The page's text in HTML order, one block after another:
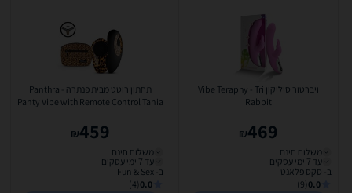
ויברטור סיליקון Vibe Teraphy - Tri
Rabbit
469
₪
משלוח חינם
עד 7 ימי עסקים
ב- סקס פלאנט
0.0
(9)
תחתון רוטט מבית פנתרה Panthra -
Panty Vibe with Remote Control Tania
459
₪
משלוח חינם
עד 7 ימי עסקים
ב- Fun & Sex
0.0
(4)